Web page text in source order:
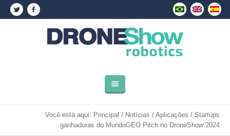
Você está aqui: Principal / Notícias / Aplicações / Startups
ganhadoras do MundoGEO Pitch no DroneShow 2024